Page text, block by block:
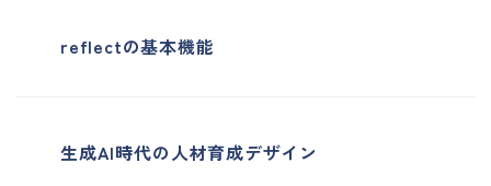
reflectの基本機能
生成AI時代の人材育成デザイン